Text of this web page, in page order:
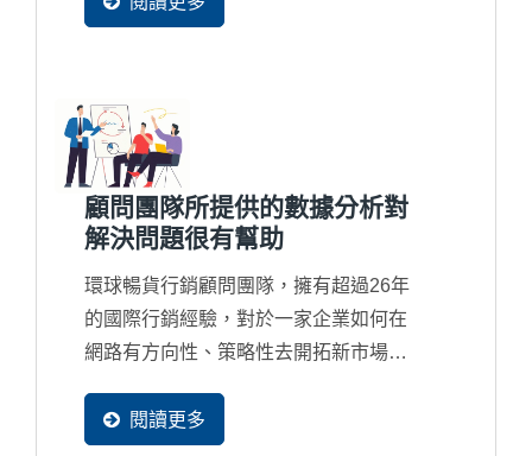
顧問團隊所提供的數據分析對
解決問題很有幫助
環球暢貨行銷顧問團隊，擁有超過26年
的國際行銷經驗，對於一家企業如何在
網路有方向性、策略性去開拓新市場及
正，以確保客戶可以達到預期網路行銷
的效益。
閱讀更多